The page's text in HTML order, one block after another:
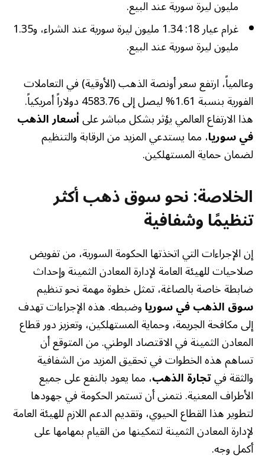
مليون ليرة سورية عند البيع.
غرام عيار 18: 1.34 مليون ليرة سورية عند الشراء، و1.35
مليون ليرة سورية عند البيع.
وعالمياً، ارتفع سعر أونصة الذهب (الأوقية) في التعاملات
الفورية بنسبة 1.61% ليصل إلى 4583.76 دولاراً أمريكياً.
هذا الارتفاع العالمي يؤثر بشكل مباشر علىأسعار الذهب
في سوريا، مما يستدعي المزيد من الرقابة والتنظيم
لضمان حماية المستهلكين.
الخلاصة: نحو سوق ذهب أكثر
تنظيمًا وشفافية
إن الإجراءات التي اتخذتها الحكومة السورية، من تفويض
صلاحيات للهيئة العامة لإدارة المعادن الثمينة وإحداث
ضابطة خاصة بالصاغة، تمثل خطوة مهمة نحو تنظيم
سوق الذهب في سورياوضبطه. هذه الإجراءات تهدف
إلى مكافحة الجريمة، وحماية المستهلكين، وتعزيز دور قطاع
المعادن الثمينة في الاقتصاد الوطني. من المتوقع أن
تساهم هذه الخطوات في تحقيق المزيد من الشفافية
والثقة فيتجارة الذهب، مما يعود بالنفع على جميع
الأطراف المعنية. نتمنى أن تستمر الحكومة في جهودها
لتطوير هذا القطاع الحيوي، وتقديم الدعم اللازم للهيئة العامة
لإدارة المعادن الثمينة لتمكينها من القيام بمهامها على
أكمل وجه.